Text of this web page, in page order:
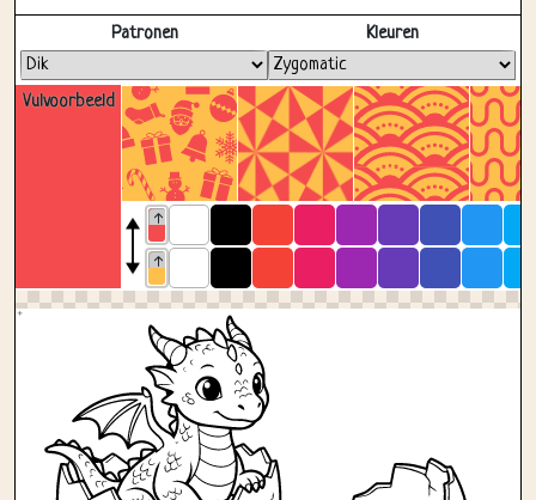
Volledig scherm
Vulvoorbeeld
Patronen Kleuren